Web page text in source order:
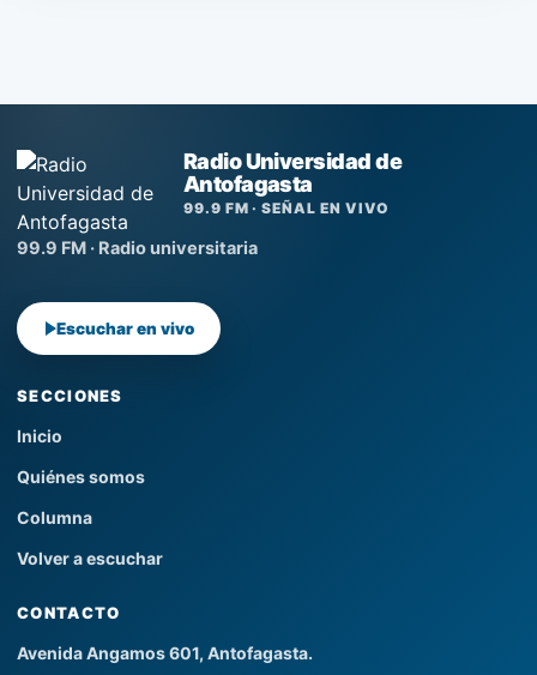
Radio Universidad de
Antofagasta
99.9 FM · SEÑAL EN VIVO
99.9 FM · Radio universitaria
Escuchar en vivo
SECCIONES
Inicio
Quiénes somos
Columna
Volver a escuchar
CONTACTO
Avenida Angamos 601, Antofagasta.